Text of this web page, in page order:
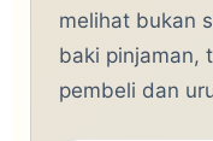
melihat bukan
baki pinjaman,
pembeli dan